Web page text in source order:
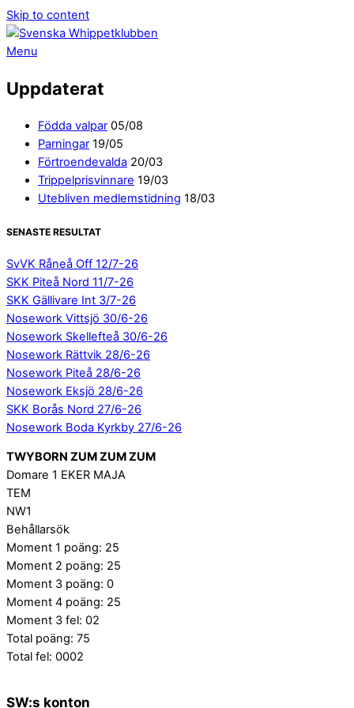
Skip to content
Menu
Uppdaterat
Födda valpar 05/08
Parningar 19/05
Förtroendevalda 20/03
Trippelprisvinnare 19/03
Utebliven medlemstidning 18/03
SENASTE RESULTAT
SvVK Råneå Off 12/7-26
SKK Piteå Nord 11/7-26
SKK Gällivare Int 3/7-26
Nosework Vittsjö 30/6-26
Nosework Skellefteå 30/6-26
Nosework Rättvik 28/6-26
Nosework Piteå 28/6-26
Nosework Eksjö 28/6-26
SKK Borås Nord 27/6-26
Nosework Boda Kyrkby 27/6-26
TWYBORN ZUM ZUM ZUM
Domare 1 EKER MAJA
TEM
NW1
Behållarsök
Moment 1 poäng: 25
Moment 2 poäng: 25
Moment 3 poäng: 0
Moment 4 poäng: 25
Moment 3 fel: 02
Total poäng: 75
Total fel: 0002
SW:s konton